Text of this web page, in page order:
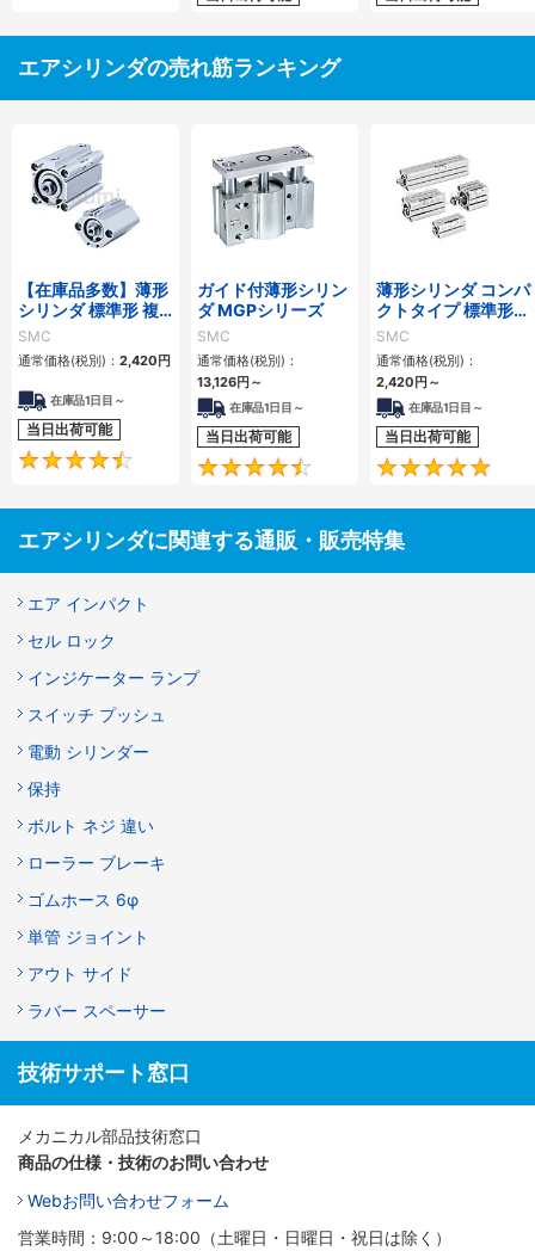
エアシリンダの売れ筋ランキング
【在庫品多数】薄形
シリンダ 標準形 複
動・片ロッド CQ2
シリーズ
SMC
通常価格(税別)： 2,420 円
在庫品1日目～
当日出荷可能
4.5
ガイド付薄形シリン
ダ MGPシリーズ
SMC
通常価格(税別)：
13,126円 ～
在庫品1日目～
当日出荷可能
4.6
薄形シリンダ コンパ
クトタイプ 標準形
複動 片ロッド CQS
シリーズ
SMC
通常価格(税別)：
2,420 円 ～
在庫品1日目～
当日出荷可能
エアシリンダに関連する通販・販売特集
エア インパクト
セル ロック
インジケーター ランプ
スイッチ プッシュ
電動 シリンダー
保持
ボルト ネジ 違い
ローラー ブレーキ
ゴムホース 6φ
単管 ジョイント
アウト サイド
ラバー スペーサー
技術サポート窓口
メカニカル部品技術窓口
商品の仕様・技術のお問い合わせ
Webお問い合わせフォーム
営業時間：9:00～18:00（土曜日・日曜日・祝日は除く）